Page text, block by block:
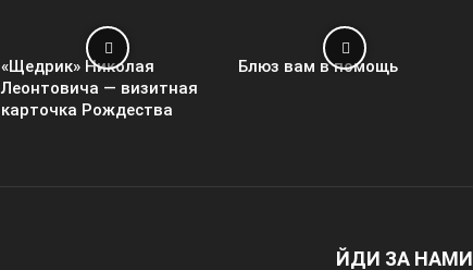
«Щедрик» Николая
Леонтовича — визитная
карточка Рождества
Блюз вам в помощь
ЙДИ ЗА НАМИ